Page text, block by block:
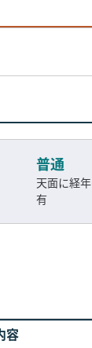
普通
天面に経
有
容